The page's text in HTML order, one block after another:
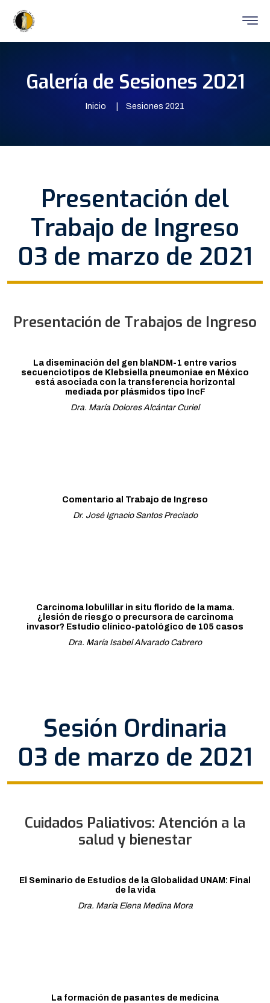
Galería de Sesiones 2021
Inicio Sesiones 2021
Presentación del
Trabajo de Ingreso
03 de marzo de 2021
Presentación de Trabajos de Ingreso
La diseminación del gen blaNDM-1 entre varios
secuenciotipos de Klebsiella pneumoniae en México
está asociada con la transferencia horizontal
mediada por plásmidos tipo IncF
Dra. María Dolores Alcántar Curiel
Comentario al Trabajo de Ingreso
Dr. José Ignacio Santos Preciado
Carcinoma lobulillar in situ florido de la mama.
¿lesión de riesgo o precursora de carcinoma
invasor? Estudio clínico-patológico de 105 casos
Dra. María Isabel Alvarado Cabrero
Sesión Ordinaria
03 de marzo de 2021
Cuidados Paliativos: Atención a la
salud y bienestar
El Seminario de Estudios de la Globalidad UNAM: Final
de la vida
Dra. María Elena Medina Mora
La formación de pasantes de medicina